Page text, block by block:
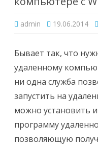
admin 19.06.2014
Бывает так, что
удаленному
ни одна служба
запустить на
можно установить
программу
позволяющую